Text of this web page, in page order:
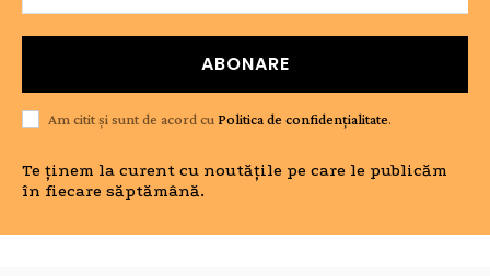
ABONARE
Am citit și sunt de acord cu Politica de confidențialitate.
Te ținem la curent cu noutățile pe care le publicăm
în fiecare săptămână.